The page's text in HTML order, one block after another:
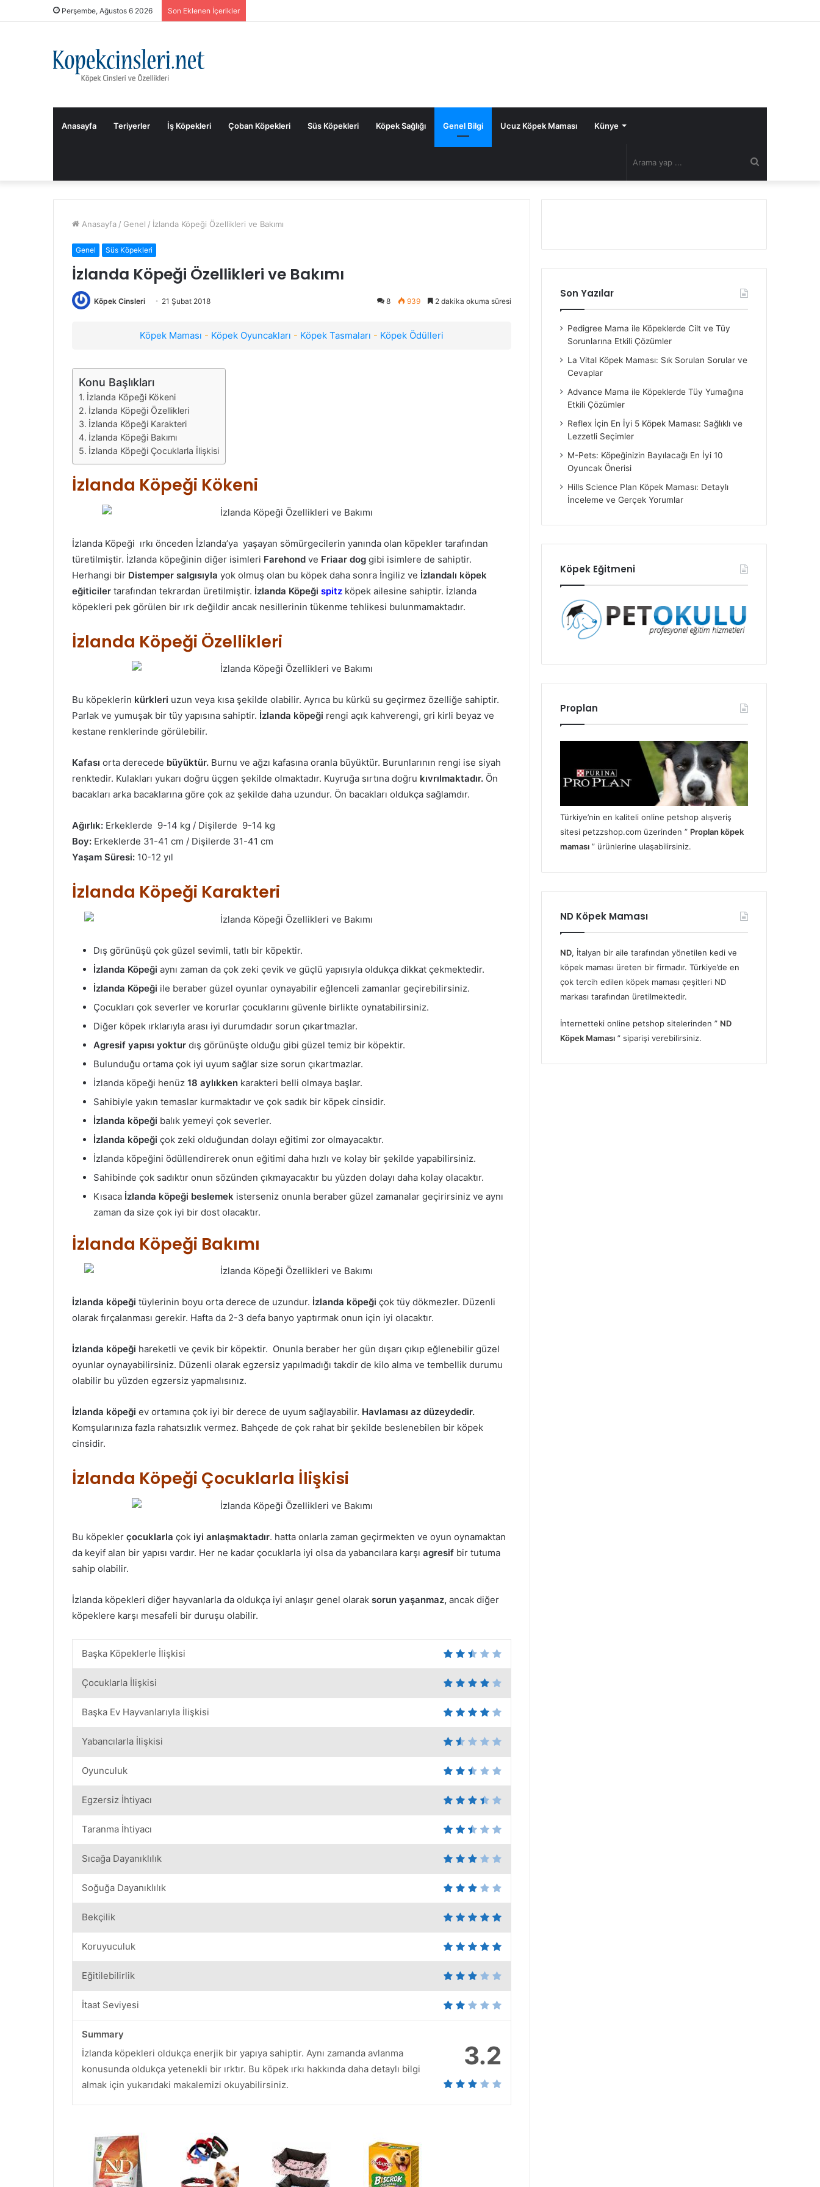
Perşembe, Ağustos 6 2026 Son Eklenen İçerikler
Anasayfa Teriyerler İş Köpekleri Çoban Köpekleri Süs Köpekleri Köpek Sağlığı Genel Bilgi Ucuz Köpek Maması Künye
yap
Anasayfa / Genel / İzlanda Köpeği Özellikleri ve Bakımı
Genel Süs Köpekleri
İzlanda Köpeği Özellikleri ve Bakımı
Köpek Cinsleri 21 Şubat 2018 8 939 2 dakika okuma süresi
Köpek Maması - Köpek Oyuncakları - Köpek Tasmaları - Köpek Ödülleri
Konu Başlıkları
İzlanda Köpeği Kökeni
İzlanda Köpeği Özellikleri
İzlanda Köpeği Karakteri
İzlanda Köpeği Bakımı
İzlanda Köpeği Çocuklarla İlişkisi
İzlanda Köpeği Kökeni
İzlanda Köpeği ırkı önceden İzlanda’ya yaşayan sömürgecilerin yanında olan köpekler tarafından
türetilmiştir. İzlanda köpeğinin diğer isimleri Farehond ve Friaar dog gibi isimlere de sahiptir.
Herhangi bir Distemper salgısıyla yok olmuş olan bu köpek daha sonra İngiliz ve İzlandalı köpek
eğiticiler tarafından tekrardan üretilmiştir. İzlanda Köpeği spitz köpek ailesine sahiptir. İzlanda
köpekleri pek görülen bir ırk değildir ancak nesillerinin tükenme tehlikesi bulunmamaktadır.
İzlanda Köpeği Özellikleri
Bu köpeklerin kürkleri uzun veya kısa şekilde olabilir. Ayrıca bu kürkü su geçirmez özelliğe sahiptir.
Parlak ve yumuşak bir tüy yapısına sahiptir. İzlanda köpeği rengi açık kahverengi, gri kirli beyaz ve
kestane renklerinde görülebilir.
Kafası orta derecede büyüktür. Burnu ve ağzı kafasına oranla büyüktür. Burunlarının rengi ise siyah
renktedir. Kulakları yukarı doğru üçgen şekilde olmaktadır. Kuyruğa sırtına doğru kıvrılmaktadır. Ön
bacakları arka bacaklarına göre çok az şekilde daha uzundur. Ön bacakları oldukça sağlamdır.
Ağırlık: Erkeklerde 9-14 kg / Dişilerde 9-14 kg
Boy: Erkeklerde 31-41 cm / Dişilerde 31-41 cm
Yaşam Süresi: 10-12 yıl
İzlanda Köpeği Karakteri
Dış görünüşü çok güzel sevimli, tatlı bir köpektir.
İzlanda Köpeği aynı zaman da çok zeki çevik ve güçlü yapısıyla oldukça dikkat çekmektedir.
İzlanda Köpeği ile beraber güzel oyunlar oynayabilir eğlenceli zamanlar geçirebilirsiniz.
Çocukları çok severler ve korurlar çocuklarını güvenle birlikte oynatabilirsiniz.
Diğer köpek ırklarıyla arası iyi durumdadır sorun çıkartmazlar.
Agresif yapısı yoktur dış görünüşte olduğu gibi güzel temiz bir köpektir.
Bulunduğu ortama çok iyi uyum sağlar size sorun çıkartmazlar.
İzlanda köpeği henüz 18 aylıkken karakteri belli olmaya başlar.
Sahibiyle yakın temaslar kurmaktadır ve çok sadık bir köpek cinsidir.
İzlanda köpeği balık yemeyi çok severler.
İzlanda köpeği çok zeki olduğundan dolayı eğitimi zor olmayacaktır.
İzlanda köpeğini ödüllendirerek onun eğitimi daha hızlı ve kolay bir şekilde yapabilirsiniz.
Sahibinde çok sadıktır onun sözünden çıkmayacaktır bu yüzden dolayı daha kolay olacaktır.
Kısaca İzlanda köpeği beslemek isterseniz onunla beraber güzel zamanalar geçirirsiniz ve aynı
zaman da size çok iyi bir dost olacaktır.
İzlanda Köpeği Bakımı
İzlanda köpeği tüylerinin boyu orta derece de uzundur. İzlanda köpeği çok tüy dökmezler. Düzenli
olarak fırçalanması gerekir. Hafta da 2-3 defa banyo yaptırmak onun için iyi olacaktır.
İzlanda köpeği hareketli ve çevik bir köpektir. Onunla beraber her gün dışarı çıkıp eğlenebilir güzel
oyunlar oynayabilirsiniz. Düzenli olarak egzersiz yapılmadığı takdir de kilo alma ve tembellik durumu
olabilir bu yüzden egzersiz yapmalısınız.
İzlanda köpeği ev ortamına çok iyi bir derece de uyum sağlayabilir. Havlaması az düzeydedir.
Komşularınıza fazla rahatsızlık vermez. Bahçede de çok rahat bir şekilde beslenebilen bir köpek
cinsidir.
İzlanda Köpeği Çocuklarla İlişkisi
Bu köpekler çocuklarla çok iyi anlaşmaktadır. hatta onlarla zaman geçirmekten ve oyun oynamaktan
da keyif alan bir yapısı vardır. Her ne kadar çocuklarla iyi olsa da yabancılara karşı agresif bir tutuma
sahip olabilir.
İzlanda köpekleri diğer hayvanlarla da oldukça iyi anlaşır genel olarak sorun yaşanmaz, ancak diğer
köpeklere karşı mesafeli bir duruşu olabilir.
Başka Köpeklerle İlişkisi
Çocuklarla İlişkisi
Başka Ev Hayvanlarıyla İlişkisi
Yabancılarla İlişkisi
Oyunculuk
Egzersiz İhtiyacı
Taranma İhtiyacı
Sıcağa Dayanıklılık
Soğuğa Dayanıklılık
Bekçilik
Koruyuculuk
Eğitilebilirlik
İtaat Seviyesi
3.2
Summary
İzlanda köpekleri oldukça enerjik bir yapıya sahiptir. Aynı zamanda avlanma
konusunda oldukça yetenekli bir ırktır. Bu köpek ırkı hakkında daha detaylı bilgi
almak için yukarıdaki makalemizi okuyabilirsiniz.
Son Yazılar
Pedigree Mama ile Köpeklerde Cilt ve Tüy
Sorunlarına Etkili Çözümler
La Vital Köpek Maması: Sık Sorulan Sorular ve
Cevaplar
Advance Mama ile Köpeklerde Tüy Yumağına
Etkili Çözümler
Reflex İçin En İyi 5 Köpek Maması: Sağlıklı ve
Lezzetli Seçimler
M-Pets: Köpeğinizin Bayılacağı En İyi 10
Oyuncak Önerisi
Hills Science Plan Köpek Maması: Detaylı
İnceleme ve Gerçek Yorumlar
Köpek Eğitmeni
Proplan
Türkiye’nin en kaliteli online petshop alışveriş
sitesi petzzshop.com üzerinden ” Proplan köpek
maması ” ürünlerine ulaşabilirsiniz.
ND Köpek Maması
ND, İtalyan bir aile tarafından yönetilen kedi ve
köpek maması üreten bir firmadır. Türkiye’de en
çok tercih edilen köpek maması çeşitleri ND
markası tarafından üretilmektedir.
İnternetteki online petshop sitelerinden ” ND
Köpek Maması ” siparişi verebilirsiniz.